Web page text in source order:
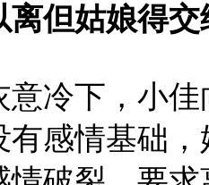
但姑娘得交
下，小佳
有感情基础